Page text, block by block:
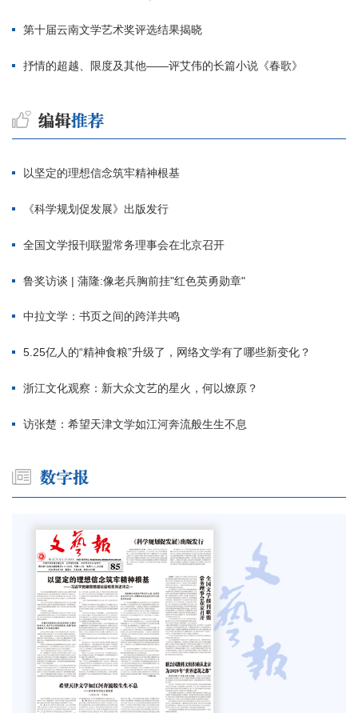
第十届云南文学艺术奖评选结果揭晓
抒情的超越、限度及其他——评艾伟的长篇小说《春歌》
以坚定的理想信念筑牢精神根基
《科学规划促发展》出版发行
全国文学报刊联盟常务理事会在北京召开
鲁奖访谈 | 蒲隆:像老兵胸前挂"红色英勇勋章"
中拉文学：书页之间的跨洋共鸣
5.25亿人的“精神食粮”升级了，网络文学有了哪些新变化？
浙江文化观察：新大众文艺的星火，何以燎原？
访张楚：希望天津文学如江河奔流般生生不息